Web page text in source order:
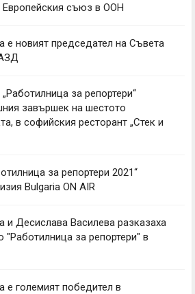
съюз в ООН
е новият председател на Съвета
за репортери“
завършек на шестото
в софийския ресторант „Стек и
за репортери 2021“
Bulgaria ON AIR
и Десислава Василева разказаха
"Работилница за репортери" в
е големият победител в